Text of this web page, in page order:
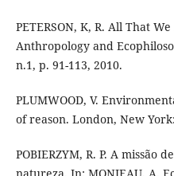
PETERSON, K, R. All That
Anthropology and
n.1, p. 91-113, 2010.
PLUMWOOD, V.
of reason. London, New
POBIERZYM, R. P. A missão